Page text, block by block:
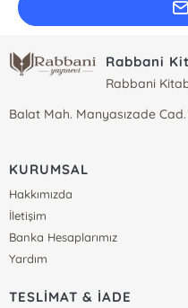
Rabbani
Rabbani
Balat Mah. Manyasızade
KURUMSAL
Hakkımızda
İletişim
Banka Hesaplarımız
Yardım
TESLİMAT & İADE